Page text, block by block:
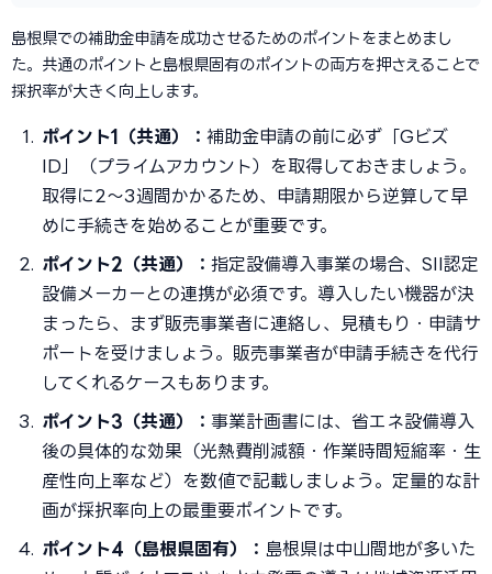
島根県での補助金申請を成功させるためのポイントをまとめまし
た。共通のポイントと島根県固有のポイントの両方を押さえることで
採択率が大きく向上します。
ポイント1（共通）： 補助金申請の前に必ず「Gビズ
ID」（プライムアカウント）を取得しておきましょう。
取得に2〜3週間かかるため、申請期限から逆算して早
めに手続きを始めることが重要です。
ポイント2（共通）： 指定設備導入事業の場合、SII認定
設備メーカーとの連携が必須です。導入したい機器が決
まったら、まず販売事業者に連絡し、見積もり・申請サ
ポートを受けましょう。販売事業者が申請手続きを代行
してくれるケースもあります。
ポイント3（共通）： 事業計画書には、省エネ設備導入
後の具体的な効果（光熱費削減額・作業時間短縮率・生
産性向上率など）を数値で記載しましょう。定量的な計
画が採択率向上の最重要ポイントです。
ポイント4（島根県固有）： 島根県は中山間地が多いた